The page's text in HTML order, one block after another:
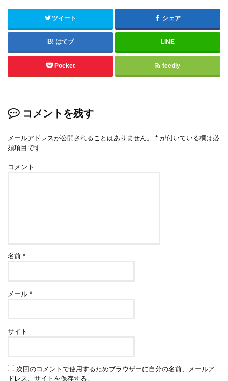
ツイート シェア
はてブ LINE
Pocket feedly
コメントを残す
メールアドレスが公開されることはありません。 * が付いている欄は必
須項目です
コメント
名前*
メール*
サイト
次回のコメントで使用するためブラウザーに自分の名前、メールア
ドレス、サイトを保存する。